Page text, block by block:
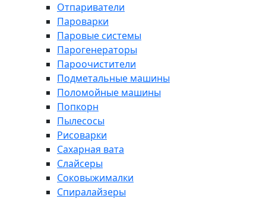
Отпариватели
Пароварки
Паровые системы
Парогенераторы
Пароочистители
Подметальные машины
Поломойные машины
Попкорн
Пылесосы
Рисоварки
Сахарная вата
Слайсеры
Соковыжималки
Спиралайзеры